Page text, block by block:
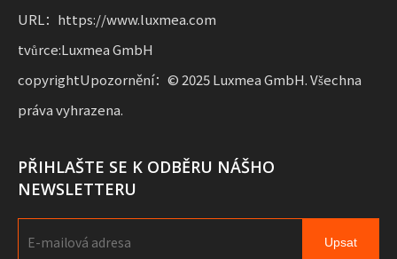
URL：https://www.luxmea.com
tvůrce:Luxmea GmbH
copyrightUpozornění：© 2025 Luxmea GmbH. Všechna
práva vyhrazena.
PŘIHLAŠTE SE K ODBĚRU NÁŠHO
NEWSLETTERU
Upsat